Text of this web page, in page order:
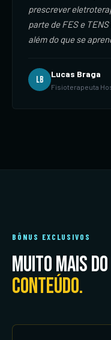
prescrever
parte de FES e
além do que se
LB
Lucas Braga
Fisioterapeuta
BÔNUS EXCLUSIVOS
Muito mais
conteúdo.